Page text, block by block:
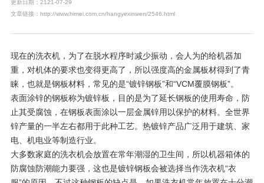
更新日期：2121-07-29
文章链接：http://www.himei.com.cn/hangyexinwen/2546.html
现在的洗衣机，为了在脱水程序时减少振动，会人为的给机器加
重，对机体的要求也变得更高了，所以强度高的金属板材得到了青
睐，也就是钢板材料，常见的是“镀锌钢板”和“VCM覆膜钢板”。
表面涂锌的钢板称为镀锌板，目的是为了延长钢板的使用寿命，防
止其受腐蚀，在钢板表面涂以一层金属锌用以保护的材料。全世界
锌产量的一半左右都用于此种工艺。热镀锌产品广泛用于建筑、家
电、机电业等制造行业。
大多数家庭的洗衣机会放置在常年潮湿的卫生间，所以机器箱体的
防腐蚀防潮能力要强，这也是镀锌钢板会被选择当作洗衣机“衣